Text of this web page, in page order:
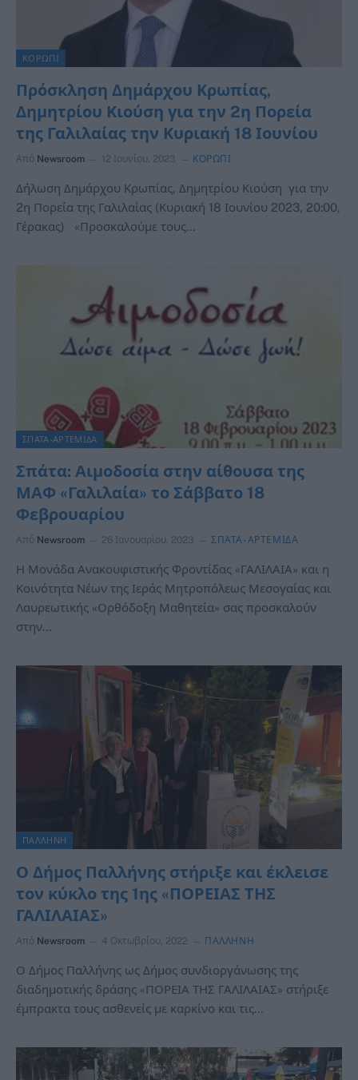
ΚΟΡΩΠΙ
Πρόσκληση Δημάρχου Κρωπίας,
Δημητρίου Κιούση για την 2η Πορεία
της Γαλιλαίας την Κυριακή 18 Ιουνίου
Από Newsroom 12 Ιουνίου, 2023 ΚΟΡΩΠΙ
Δήλωση Δημάρχου Κρωπίας, Δημητρίου Κιούση για την
2η Πορεία της Γαλιλαίας (Κυριακή 18 Ιουνίου 2023, 20:00,
Γέρακας) «Προσκαλούμε τους…
ΣΠΑΤΑ-ΑΡΤΕΜΙΔΑ
Σπάτα: Αιμοδοσία στην αίθουσα της
ΜΑΦ «Γαλιλαία» το Σάββατο 18
Φεβρουαρίου
Από Newsroom 26 Ιανουαρίου, 2023 ΣΠΑΤΑ-ΑΡΤΕΜΙΔΑ
Η Μονάδα Ανακουφιστικής Φροντίδας «ΓΑΛΙΛΑΙΑ» και η
Κοινότητα Νέων της Ιεράς Μητροπόλεως Μεσογαίας και
Λαυρεωτικής «Ορθόδοξη Μαθητεία» σας προσκαλούν
στην…
ΠΑΛΛΗΝΗ
Ο Δήμος Παλλήνης στήριξε και έκλεισε
τον κύκλο της 1ης «ΠΟΡΕΙΑΣ ΤΗΣ
ΓΑΛΙΛΑΙΑΣ»
Από Newsroom 4 Οκτωβρίου, 2022 ΠΑΛΛΗΝΗ
Ο Δήμος Παλλήνης ως Δήμος συνδιοργάνωσης της
διαδημοτικής δράσης «ΠΟΡΕΙΑ ΤΗΣ ΓΑΛΙΛΑΙΑΣ» στήριξε
έμπρακτα τους ασθενείς με καρκίνο και τις…